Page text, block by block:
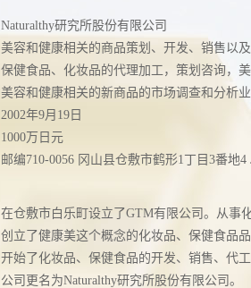
Naturalthy研究所股份有限公司
美容和健康相关的商品策划、开发、销售以
保健食品、化妆品的代理加工，策划咨询，
美容和健康相关的新商品的市场调查和分析
2002年9月19日
1000万日元
邮编710-0056 冈山县仓敷市鹤形1丁目3番地
在仓敷市白乐町设立了GTM有限公司。从事
创立了健康美这个概念的化妆品、保健食品品
开始了化妆品、保健食品的开发、销售、代
公司更名为Naturalthy研究所股份有限公司。